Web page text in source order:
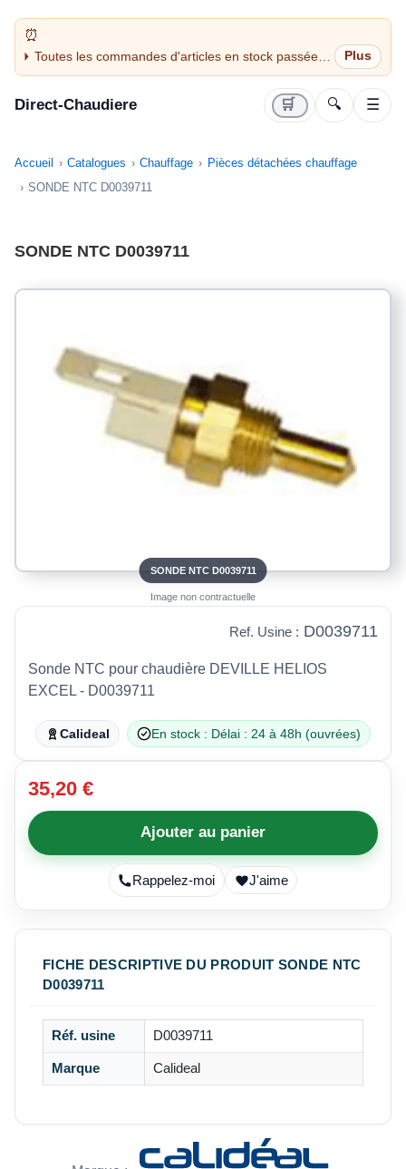
Toutes les commandes d'articles en stock passées
avant 14H sont expédiées le jour même (jours
Direct-Chaudiere 🛒 🔍 ☰
Accueil Catalogues Chauffage
Pièces détachées chauffage
SONDE NTC D0039711
SONDE NTC D0039711
SONDE NTC D0039711
Image non contractuelle
Ref. Usine : D0039711
Sonde NTC pour chaudière DEVILLE HELIOS
EXCEL - D0039711
Calideal En stock : Délai : 24 à 48h (ouvrées)
35,20 €
Ajouter au panier
Rappelez-moi J'aime
FICHE DESCRIPTIVE DU PRODUIT SONDE NTC
D0039711
Réf. usine D0039711
Marque Calideal